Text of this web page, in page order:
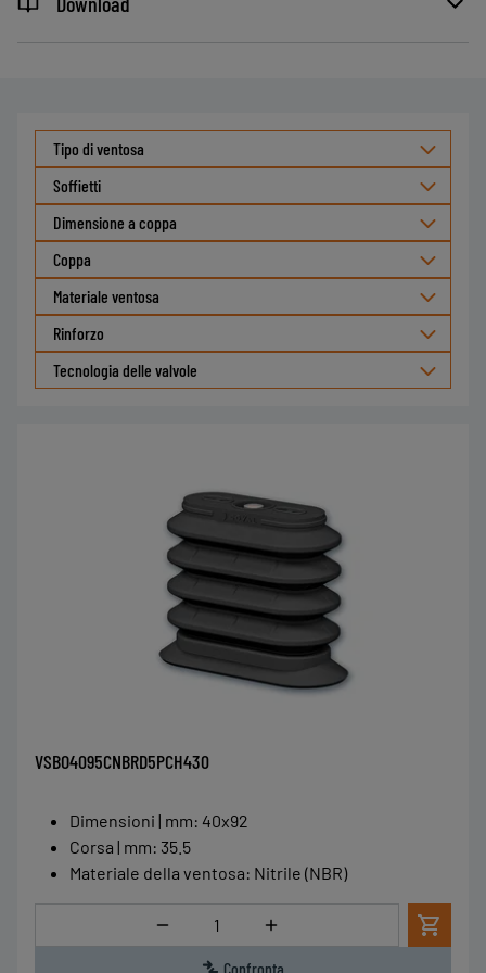
Tipo di ventosa
Soffietti
Dimensione a coppa
Coppa
Materiale ventosa
Rinforzo
Tecnologia delle valvole
VSBO4095CNBRD5PCH430
Dimensioni | mm: 40x92
Corsa | mm: 35.5
Materiale della ventosa: Nitrile (NBR)
Quantità
Confronta